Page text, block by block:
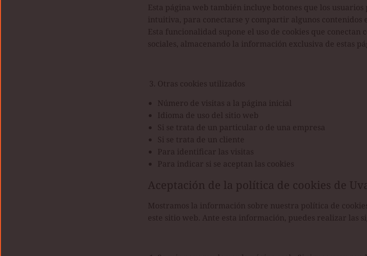
Esta página web también incluye botones que los
intuitiva, para conectarse y compartir algunos contenidos
Esta funcionalidad supone el uso de cookies que conectan
sociales, almacenando la información exclusiva de estas
Otras cookies utilizados
Número de visitas a la página inicial
Idioma de uso del sitio web
Si se trata de un particular o de una empresa
Si se trata de un cliente
Para identificar las visitas
Para indicar si se aceptan las cookies
Aceptación de la política de cookies de
Mostramos la información sobre nuestra política de
este sitio web. Ante esta información, puedes realizar las